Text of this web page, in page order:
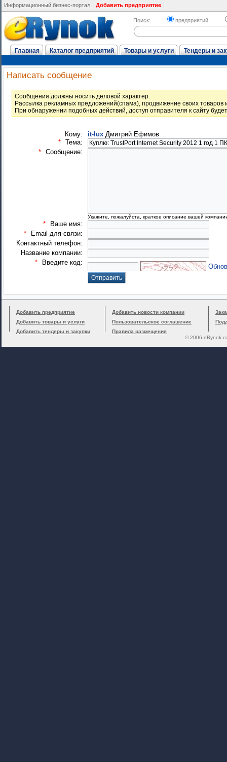
Информационный бизнес-портал Добавить предприятие
Поиск: предприятий
Главная Каталог предприятий Товары и услуги Тендеры и
Написать сообщение
Cообщения должны носить деловой характер.
Рассылка рекламных предложений(спама), продвижение своих товаров
При обнаружении подобных действий, доступ отправителя к сайту
Кому: it-lux Дмитрий Ефимов
* Тема:
* Сообщение:
Укажите, пожалуйста, краткое описание вашей
*
Ваше имя:
*
Email для связи:
Контактный телефон:
Название компании:
*
Введите код:
Добавить предприятие
Добавить товары и услуги
Добавить тендеры и закупки
Добавить новости компании
Пользовательское соглашение
Правила размещения
© 2006